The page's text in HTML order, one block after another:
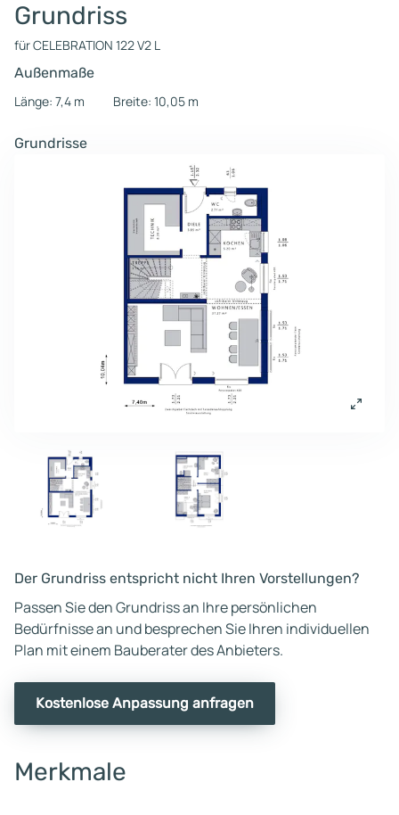
Grundriss
für CELEBRATION 122 V2 L
Außenmaße
Länge: 7,4 m
Breite: 10,05 m
Grundrisse
Der Grundriss entspricht nicht Ihren Vorstellungen?
Passen Sie den Grundriss an Ihre persönlichen
Bedürfnisse an und besprechen Sie Ihren individuellen
Plan mit einem Bauberater des Anbieters.
Kostenlose Anpassung anfragen
Merkmale